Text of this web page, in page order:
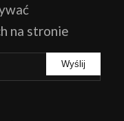
na stronie